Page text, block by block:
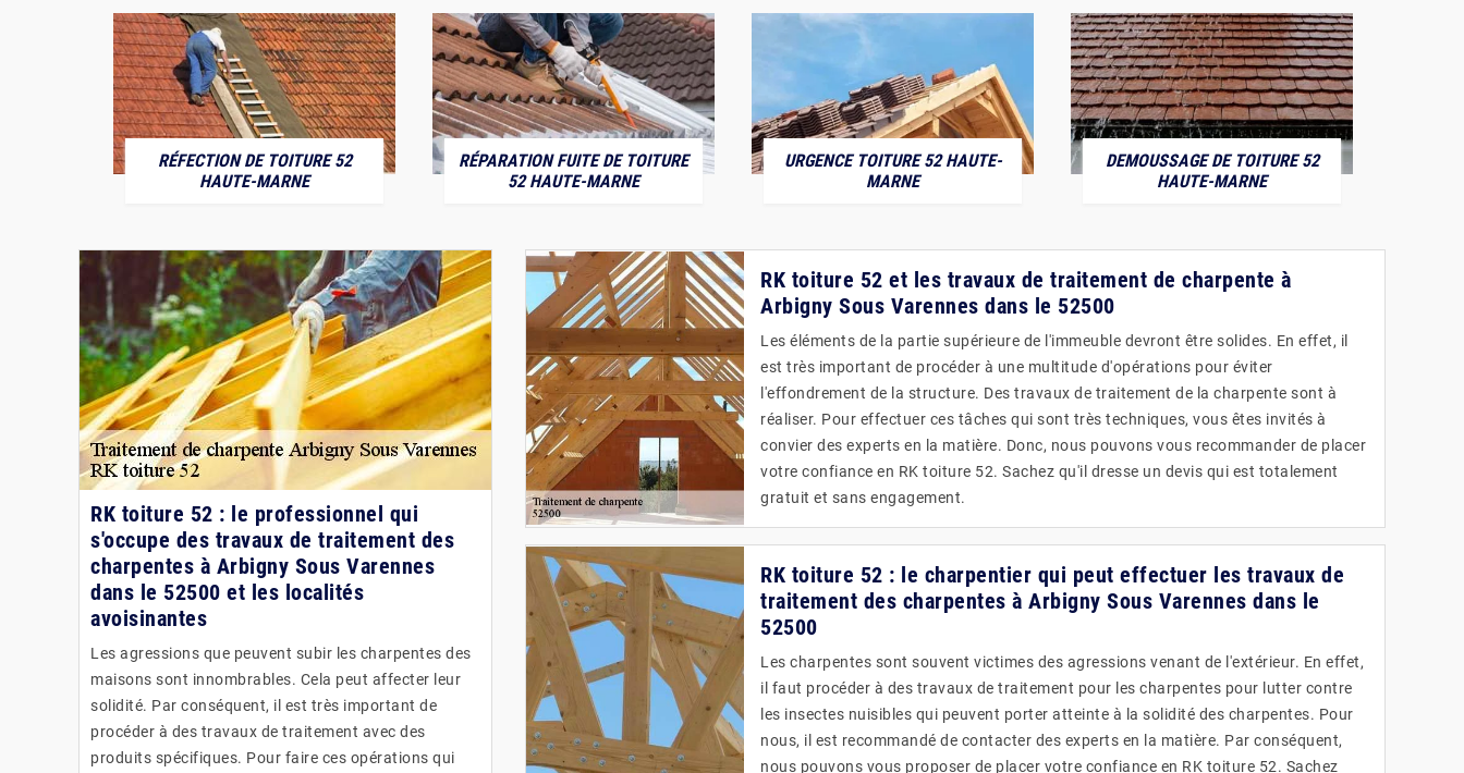
RÉFECTION DE TOITURE 52
HAUTE-MARNE
RÉPARATION FUITE DE TOITURE
52 HAUTE-MARNE
URGENCE TOITURE 52 HAUTE-
MARNE
DEMOUSSAGE DE TOITURE 52
HAUTE-MARNE
RK toiture 52 : le professionnel qui
s'occupe des travaux de traitement des
charpentes à Arbigny Sous Varennes
dans le 52500 et les localités
avoisinantes
Les agressions que peuvent subir les charpentes des
maisons sont innombrables. Cela peut affecter leur
solidité. Par conséquent, il est très important de
procéder à des travaux de traitement avec des
produits spécifiques. Pour faire ces opérations qui
RK toiture 52 et les travaux de traitement de charpente à
Arbigny Sous Varennes dans le 52500
Les éléments de la partie supérieure de l'immeuble devront être solides. En effet, il
est très important de procéder à une multitude d'opérations pour éviter
l'effondrement de la structure. Des travaux de traitement de la charpente sont à
réaliser. Pour effectuer ces tâches qui sont très techniques, vous êtes invités à
convier des experts en la matière. Donc, nous pouvons vous recommander de placer
votre confiance en RK toiture 52. Sachez qu'il dresse un devis qui est totalement
gratuit et sans engagement.
RK toiture 52 : le charpentier qui peut effectuer les travaux de
traitement des charpentes à Arbigny Sous Varennes dans le
52500
Les charpentes sont souvent victimes des agressions venant de l'extérieur. En effet,
il faut procéder à des travaux de traitement pour les charpentes pour lutter contre
les insectes nuisibles qui peuvent porter atteinte à la solidité des charpentes. Pour
nous, il est recommandé de contacter des experts en la matière. Par conséquent,
nous pouvons vous proposer de placer votre confiance en RK toiture 52. Sachez